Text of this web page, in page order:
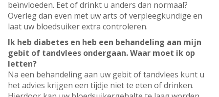
beïnvloeden. Eet of drinkt u anders dan normaal?
Overleg dan even met uw arts of verpleegkundige en
laat uw bloedsuiker extra controleren.
Ik heb diabetes en heb een behandeling aan mijn
gebit of tandvlees ondergaan. Waar moet ik op
letten?
Na een behandeling aan uw gebit of tandvlees kunt u
het advies krijgen een tijdje niet te eten of drinken.